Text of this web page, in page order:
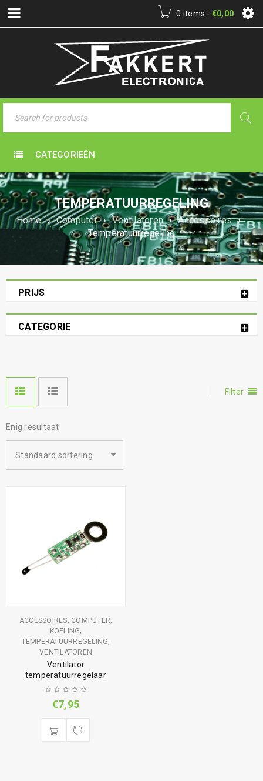
0 items - €0,00
CATEGORIEËN
TEMPERATUURREGELING
Home › Computer › Ventilatoren › Accessoires ›
Temperatuurregeling
PRIJS
CATEGORIE
Filter
Enig resultaat
Standaard sortering
ACCESSOIRES, COMPUTER,
KOELING,
TEMPERATUURREGELING,
VENTILATOREN
Ventilator
temperatuurregelaar
€7,95